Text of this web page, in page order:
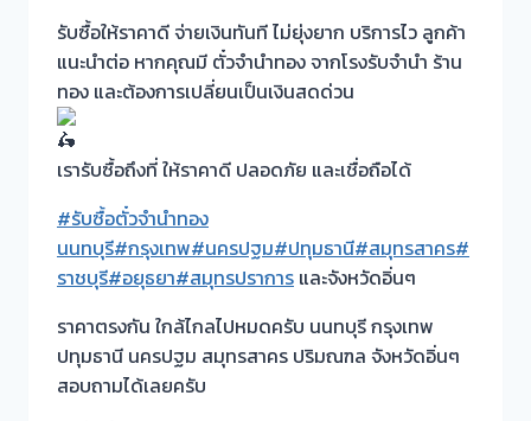
รับซื้อให้ราคาดี จ่ายเงินทันที ไม่ยุ่งยาก บริการไว ลูกค้า
แนะนำต่อ หากคุณมี ตั๋วจำนำทอง จากโรงรับจำนำ ร้าน
ทอง และต้องการเปลี่ยนเป็นเงินสดด่วน
เรารับซื้อถึงที่ ให้ราคาดี ปลอดภัย และเชื่อถือได้
#รับซื้อตั๋วจำนำทอง
นนทบุรี#กรุงเทพ#นครปฐม#ปทุมธานี#สมุทรสาคร#
ราชบุรี#อยุธยา#สมุทรปราการ และจังหวัดอิ่นๆ
ราคาตรงกัน ใกล้ไกลไปหมดครับ นนทบุรี กรุงเทพ
ปทุมธานี นครปฐม สมุทรสาคร ปริมณฑล จังหวัดอิ่นๆ
สอบถามได้เลยครับ